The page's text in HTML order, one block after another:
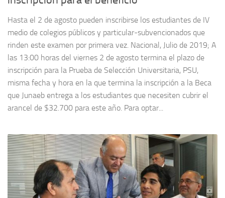
Hasta el 2 de agosto pueden inscribirse los estudiantes de IV
medio de colegios públicos y particular-subvencionados que
rinden este examen por primera vez. Nacional, Julio de 2019; A
las 13:00 horas del viernes 2 de agosto termina el plazo de
inscripción para la Prueba de Selección Universitaria, PSU,
misma fecha y hora en la que termina la inscripción a la Beca
que Junaeb entrega a los estudiantes que necesiten cubrir el
arancel de $32.700 para este año. Para optar...